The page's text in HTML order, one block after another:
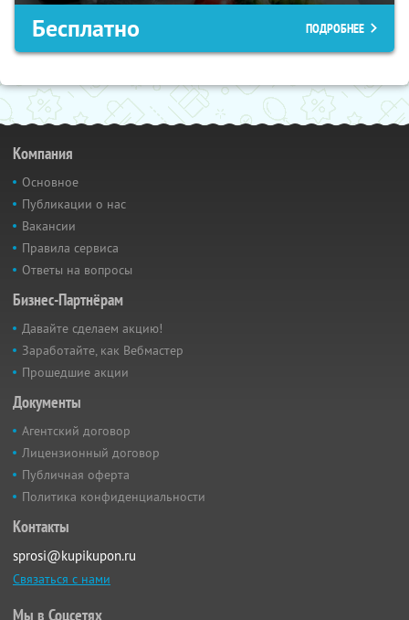
Бесплатно ПОДРОБНЕЕ
Компания
Основное
Публикации о нас
Вакансии
Правила сервиса
Ответы на вопросы
Бизнес-Партнёрам
Давайте сделаем акцию!
Заработайте, как Вебмастер
Прошедшие акции
Документы
Агентский договор
Лицензионный договор
Публичная оферта
Политика конфиденциальности
Контакты
sprosi@kupikupon.ru
Связаться с нами
Мы в Соцсетях